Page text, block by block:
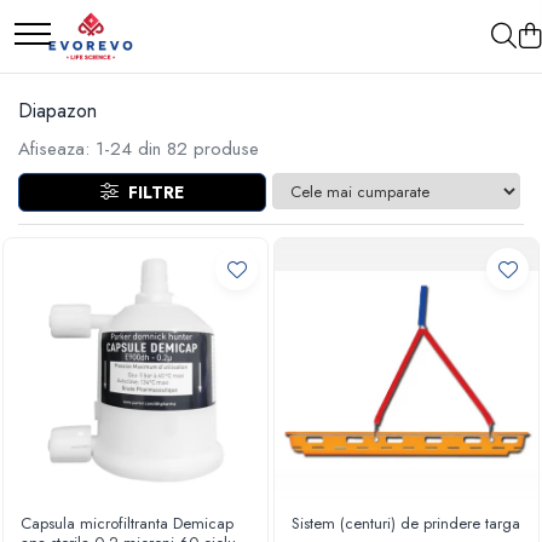
Medical
Nebulizatoare
Concentratoare oxigen
Pulsoximetrie
Pulsoximetre
Cabluri extensie
Capnometre
Lampi operatie
Negatoscoape
Holter EKG
Perfuzomate
Metrologie
Termometre
Higrometre
Termohigrometre
Cronometre
Diapazon
Afiseaza: 1-24 din 82 produse
FILTRE
Capsula microfiltranta Demicap
Sistem (centuri) de prindere targa